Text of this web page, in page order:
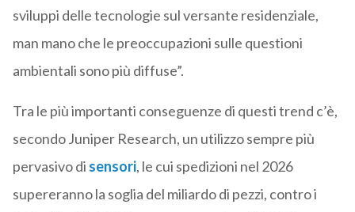
sviluppi delle tecnologie sul versante residenziale,
man mano che le preoccupazioni sulle questioni
ambientali sono più diffuse”.
Tra le più importanti conseguenze di questi trend c’è,
secondo Juniper Research, un utilizzo sempre più
pervasivo di sensori, le cui spedizioni nel 2026
supereranno la soglia del miliardo di pezzi, contro i